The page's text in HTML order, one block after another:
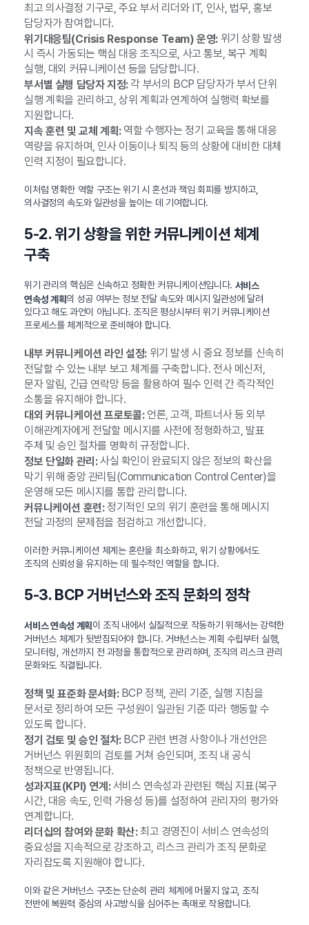
최고 의사결정 기구로, 주요 부서 리더와 IT, 인사, 법무, 홍보
담당자가 참여합니다.
위기대응팀(Crisis Response Team) 운영:위기 상황 발생
시 즉시 가동되는 핵심 대응 조직으로, 사고 통보, 복구 계획
실행, 대외 커뮤니케이션 등을 담당합니다.
부서별 실행 담당자 지정:각 부서의 BCP 담당자가 부서 단위
실행 계획을 관리하고, 상위 계획과 연계하여 실행력 확보를
지원합니다.
지속 훈련 및 교체 계획:역할 수행자는 정기 교육을 통해 대응
역량을 유지하며, 인사 이동이나 퇴직 등의 상황에 대비한 대체
인력 지정이 필요합니다.
이처럼 명확한 역할 구조는 위기 시 혼선과 책임 회피를 방지하고,
의사결정의 속도와 일관성을 높이는 데 기여합니다.
5-2. 위기 상황을 위한 커뮤니케이션 체계
구축
위기 관리의 핵심은 신속하고 정확한 커뮤니케이션입니다. 서비스
연속성 계획의 성공 여부는 정보 전달 속도와 메시지 일관성에 달려
있다고 해도 과언이 아닙니다. 조직은 평상시부터 위기 커뮤니케이션
프로세스를 체계적으로 준비해야 합니다.
내부 커뮤니케이션 라인 설정:위기 발생 시 중요 정보를 신속히
전달할 수 있는 내부 보고 체계를 구축합니다. 전사 메신저,
문자 알림, 긴급 연락망 등을 활용하여 필수 인력 간 즉각적인
소통을 유지해야 합니다.
대외 커뮤니케이션 프로토콜:언론, 고객, 파트너사 등 외부
이해관계자에게 전달할 메시지를 사전에 정형화하고, 발표
주체 및 승인 절차를 명확히 규정합니다.
정보 단일화 관리:사실 확인이 완료되지 않은 정보의 확산을
막기 위해 중앙 관리팀(Communication Control Center)을
운영해 모든 메시지를 통합 관리합니다.
커뮤니케이션 훈련:정기적인 모의 위기 훈련을 통해 메시지
전달 과정의 문제점을 점검하고 개선합니다.
이러한 커뮤니케이션 체계는 혼란을 최소화하고, 위기 상황에서도
조직의 신뢰성을 유지하는 데 필수적인 역할을 합니다.
5-3. BCP 거버넌스와 조직 문화의 정착
서비스 연속성 계획이 조직 내에서 실질적으로 작동하기 위해서는 강력한
거버넌스 체계가 뒷받침되어야 합니다. 거버넌스는 계획 수립부터 실행,
모니터링, 개선까지 전 과정을 통합적으로 관리하며, 조직의 리스크 관리
문화와도 직결됩니다.
정책 및 표준화 문서화:BCP 정책, 관리 기준, 실행 지침을
문서로 정리하여 모든 구성원이 일관된 기준 따라 행동할 수
있도록 합니다.
정기 검토 및 승인 절차:BCP 관련 변경 사항이나 개선안은
거버넌스 위원회의 검토를 거쳐 승인되며, 조직 내 공식
정책으로 반영됩니다.
성과지표(KPI) 연계:서비스 연속성과 관련된 핵심 지표(복구
시간, 대응 속도, 인력 가용성 등)를 설정하여 관리자의 평가와
연계합니다.
리더십의 참여와 문화 확산:최고 경영진이 서비스 연속성의
중요성을 지속적으로 강조하고, 리스크 관리가 조직 문화로
자리잡도록 지원해야 합니다.
이와 같은 거버넌스 구조는 단순히 관리 체계에 머물지 않고, 조직
전반에 복원력 중심의 사고방식을 심어주는 촉매로 작용합니다.